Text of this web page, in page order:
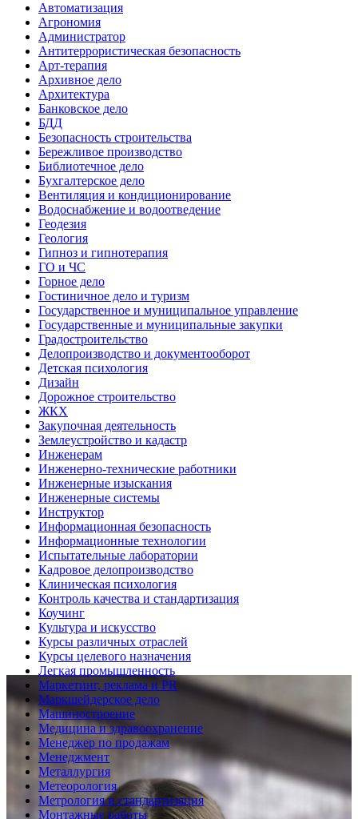
Автоматизация
Агрономия
Администратор
Антитеррористическая безопасность
Арт-терапия
Архивное дело
Архитектура
Банковское дело
БДД
Безопасность строительства
Бережливое производство
Библиотечное дело
Бухгалтерское дело
Вентиляция и кондиционирование
Водоснабжение и водоотведение
Геодезия
Геология
Гипноз и гипнотерапия
ГО и ЧС
Горное дело
Гостиничное дело и туризм
Государственное и муниципальное управление
Государственные и муниципальные закупки
Градостроительство
Делопроизводство и документооборот
Детская психология
Дизайн
Дорожное строительство
ЖКХ
Закупочная деятельность
Землеустройство и кадастр
Инженерам
Инженерно-технические работники
Инженерные изыскания
Инженерные системы
Инструктор
Информационная безопасность
Информационные технологии
Испытательные лаборатории
Кадровое делопроизводство
Клиническая психология
Контроль качества и стандартизация
Коучинг
Культура и искусство
Курсы различных отраслей
Курсы целевого назначения
Легкая промышленность
Маркетинг, реклама и PR
Маркшейдерское дело
Машиностроение
Медицина и здравоохранение
Менеджер по продажам
Менеджмент
Металлургия
Метеорология
Метрология и стандартизация
Монтажные работы